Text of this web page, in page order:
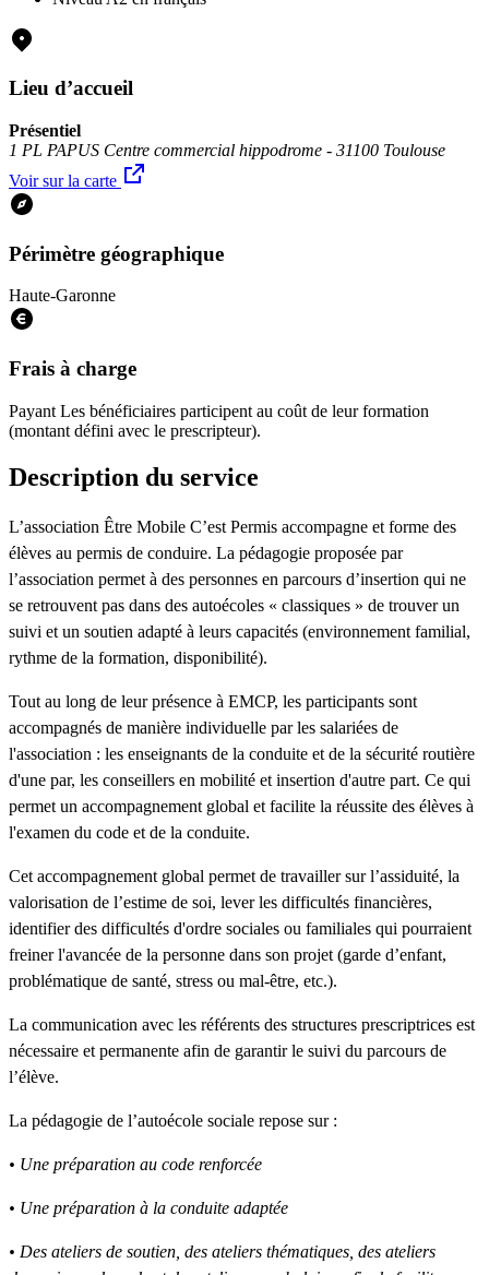
Lieu d’accueil
Présentiel
1 PL PAPUS Centre commercial hippodrome - 31100 Toulouse
Voir sur la carte
Périmètre géographique
Haute-Garonne
Frais à charge
Payant Les bénéficiaires participent au coût de leur formation
(montant défini avec le prescripteur).
Description du service
L’association Être Mobile C’est Permis accompagne et forme des
élèves au permis de conduire. La pédagogie proposée par
l’association permet à des personnes en parcours d’insertion qui ne
se retrouvent pas dans des autoécoles « classiques » de trouver un
suivi et un soutien adapté à leurs capacités (environnement familial,
rythme de la formation, disponibilité).
Tout au long de leur présence à EMCP, les participants sont
accompagnés de manière individuelle par les salariées de
l'association : les enseignants de la conduite et de la sécurité routière
d'une par, les conseillers en mobilité et insertion d'autre part. Ce qui
permet un accompagnement global et facilite la réussite des élèves à
l'examen du code et de la conduite.
Cet accompagnement global permet de travailler sur l’assiduité, la
valorisation de l’estime de soi, lever les difficultés financières,
identifier des difficultés d'ordre sociales ou familiales qui pourraient
freiner l'avancée de la personne dans son projet (garde d’enfant,
problématique de santé, stress ou mal-être, etc.).
La communication avec les référents des structures prescriptrices est
nécessaire et permanente afin de garantir le suivi du parcours de
l’élève.
La pédagogie de l’autoécole sociale repose sur :
• Une préparation au code renforcée
• Une préparation à la conduite adaptée
• Des ateliers de soutien, des ateliers thématiques, des ateliers